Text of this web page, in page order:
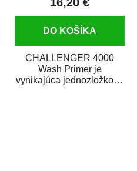
DO KOŠÍKA
CHALLENGER 4000
Wash Primer je
vynikajúca jednozložková